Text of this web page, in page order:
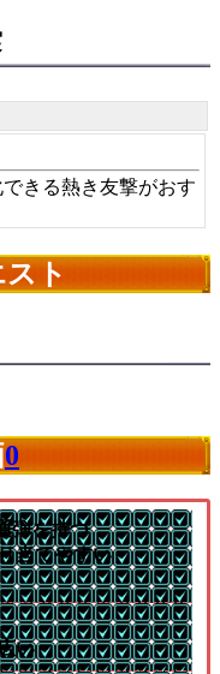
きる熱き友撃がおす
スト
0
弾を持つ
当てやすい
い